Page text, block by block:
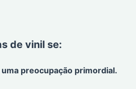
de vinil se:
preocupação primordial.